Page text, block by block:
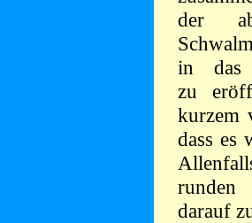
der
in das
zu
kurzem
dass es
runden
darauf